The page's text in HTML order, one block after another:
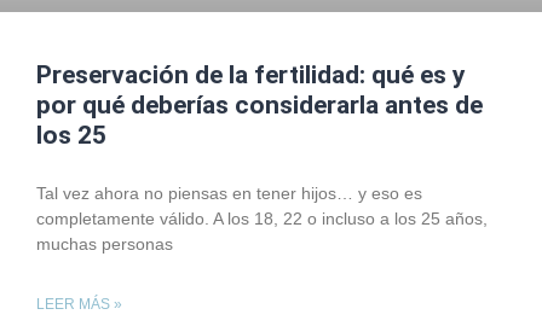
Preservación de la fertilidad: qué es y
por qué deberías considerarla antes de
los 25
Tal vez ahora no piensas en tener hijos… y eso es
completamente válido. A los 18, 22 o incluso a los 25 años,
muchas personas
LEER MÁS »